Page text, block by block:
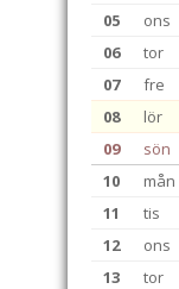
05
ons
06
tor
07
fre
08
lör
09
sön
10
mån
11
tis
12
ons
13
tor